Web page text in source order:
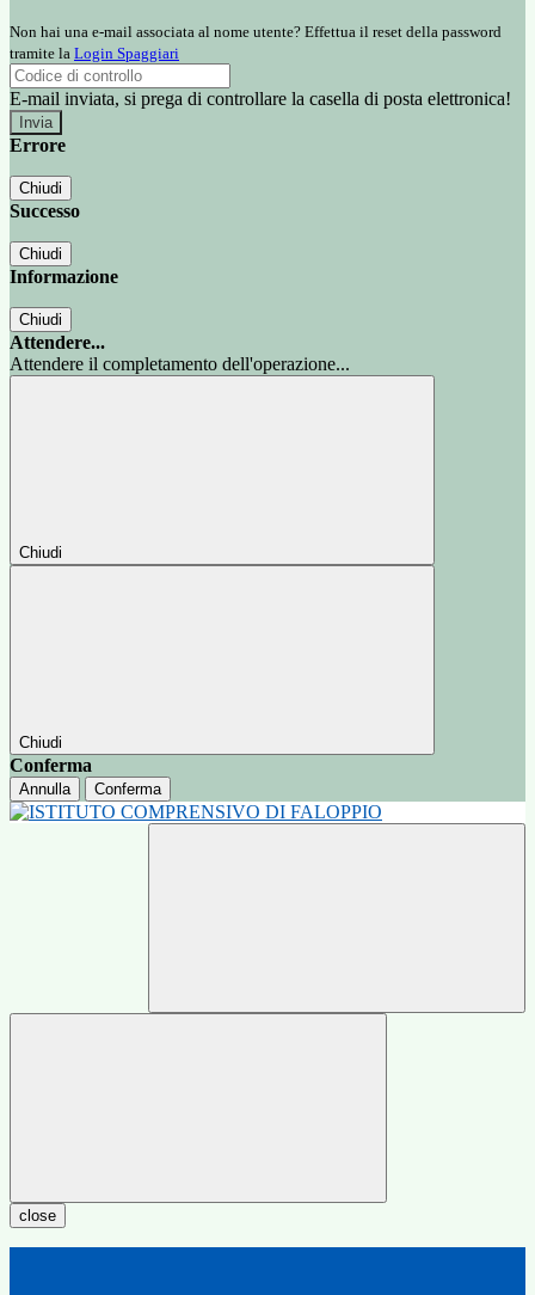
Non hai una e-mail associata al nome utente? Effettua il reset della password
tramite la Login Spaggiari
E-mail inviata, si prega di controllare la casella di posta elettronica!
Errore
Chiudi
Successo
Chiudi
Informazione
Chiudi
Attendere...
Attendere il completamento dell'operazione...
Chiudi
Chiudi
Conferma
Annulla Conferma
close